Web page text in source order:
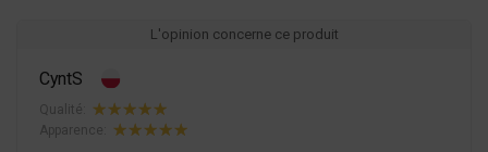
L'opinion concerne ce produit
CyntS
Qualité:
Apparence: